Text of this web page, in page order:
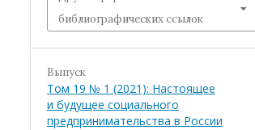
библиографических ссылок
Выпуск
Том 19 № 1 (2021): Настоящее
и будущее социального
предпринимательства в России